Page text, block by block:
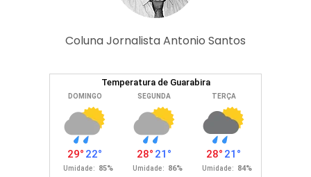
Coluna Jornalista Antonio Santos